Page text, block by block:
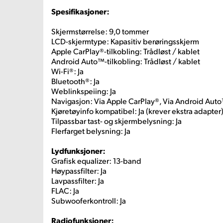
Spesifikasjoner:
Skjermstørrelse: 9,0 tommer
LCD-skjermtype: Kapasitiv berøringsskjerm
Apple CarPlay®-tilkobling: Trådløst / kablet
Android Auto™-tilkobling: Trådløst / kablet
Wi-Fi®: Ja
Bluetooth®: Ja
Weblinkspeiing: Ja
Navigasjon: Via Apple CarPlay®, Via Android
Kjøretøyinfo kompatibel: Ja (krever ekstra adapter)
Tilpassbar tast- og skjermbelysning: Ja
Flerfarget belysning: Ja
Lydfunksjoner:
Grafisk equalizer: 13-band
Høypassfilter: Ja
Lavpassfilter: Ja
FLAC: Ja
Subwooferkontroll: Ja
Radiofunksjoner: